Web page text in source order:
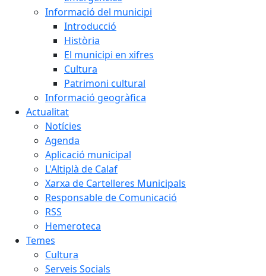
Informació del municipi
Introducció
Història
El municipi en xifres
Cultura
Patrimoni cultural
Informació geogràfica
Actualitat
Notícies
Agenda
Aplicació municipal
L'Altiplà de Calaf
Xarxa de Cartelleres Municipals
Responsable de Comunicació
RSS
Hemeroteca
Temes
Cultura
Serveis Socials